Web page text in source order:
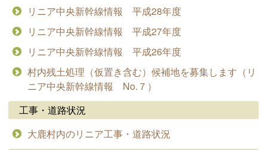
リニア中央新幹線情報 平成28年度
リニア中央新幹線情報 平成27年度
リニア中央新幹線情報 平成26年度
村内残土処理（仮置き含む）候補地を募集します（リ
ニア中央新幹線情報 No.７）
工事・道路状況
大鹿村内のリニア工事・道路状況